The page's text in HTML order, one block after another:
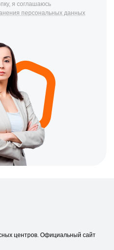
я соглашаюсь
персональных данных
центров. Официальный сайт